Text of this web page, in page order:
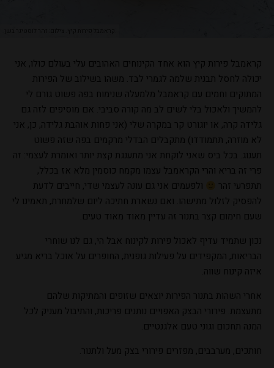
קראמבל פירות קיץ הוא אחד הקינוחים האהובים עלי בעולם כולו, אני
יכולה לחסל תבנית שלמה לגמרי לבד. משהו בשילוב של הפירות
המתוקים וחמים עם קראמבל מלמעלה שנימוח בפה פשוט גורם לי
להמשיך ולאכול בלי לשים לב מה קורה סביבי. אם מוסיפים לזה גם
גלידה קרה, או יוגורט קר במקרה שלי (אני פחות אוהבת גלידה, כן, אני
לא מוזרה, תתמודדו) מתקבלים הבדלי מרקמים בפה שזה פשוט
תענוג. בכל ביס שאני לוקחת אני מתענגת קצת יותר ואומרת לעצמי: זה
פרי זה בריא והרי הקראמבל עצמו מקמח כוסמין מלא אז בכלל,
תתפרעי זהר
ולפעמים אני גם עונה לעצמי שדי, חייבים לדעת
להפסיק לזלול מתישהו. ואם נשארת חתיכה ליום שלמחרת, תאמינו לי
שעם חימום קצר בתנור זה עדיין מאוד מאוד טעים.
נכון שתמיד עדיף לאכול פירות לקינוח אבל הי, גם לנו שוחרי
הבריאות, המקפידים על פעילות גופנית, החופרים על אוכל בריא מגיע
איזה קינוח שווה.
אחרי השהות בתנור הפירות יוצאים שזופים והמתיקות שלהם
מתעצמת. פירורי הבצק האפויים נותנים פריכות, והתיבול מעניק לכל
המנה תחכום וגוני טעם אלגנטיים.
חותכים, מערבבים, מפזרים פירורי בצק מעל ולתנור.